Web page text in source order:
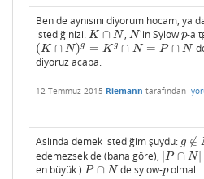
Ben de aynısını diyorum hocam, ya
istediğinizi. K ∩ N
K∩ N , N
N 'in Sylow p
p-
( K ∩ N)g = Kg ∩ N = P ∩ N
(K∩ N) g=Kg ∩N =P∩ N
diyoruz acaba.
12 Temmuz 2015 Riemann tarafından
Aslında demek istediğim şuydu: g ∉
g ∉N
edemezsek de (bana göre),
P ∩ N
|P∩N |=
en büyük ) P ∩ N
P∩N de sylow-p
polmalı.